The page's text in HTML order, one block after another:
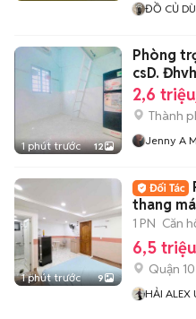
ĐỒ CỦ
1 phút trước 12
Phòng
csD.
2,6
Thành
Jenny A
1 phút trước 9
thang
gần đh
1 PN Căn
6,5
Quận 10
HẢI ALEX